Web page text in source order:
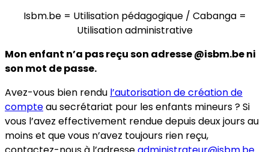
Isbm.be = Utilisation pédagogique / Cabanga =
Utilisation administrative
Mon enfant n’a pas reçu son adresse @isbm.be ni
son mot de passe.
Avez-vous bien rendu l’autorisation de création de
compteau secrétariat pour les enfants mineurs ? Si
vous l’avez effectivement rendue depuis deux jours au
moins et que vous n’avez toujours rien reçu,